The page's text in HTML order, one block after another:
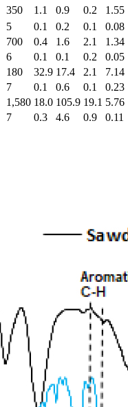
350 1.1 0.9 0.2
1.55
5 0.1 0.2 0.1
0.08
700 0.4 1.6 2.1
1.34
6 0.1 0.1 0.2
0.05
180 32.9 17.4 2.1
7.14
7 0.1 0.6 0.1
0.23
1,580 18.0 105.9 19.1 5.76
7 0.3 4.6 0.9 0.11